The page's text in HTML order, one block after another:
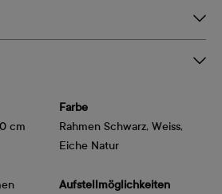
cm
Farbe
Rahmen Schwarz, Weiss,
Eiche Natur
Aufstellmöglichkeiten